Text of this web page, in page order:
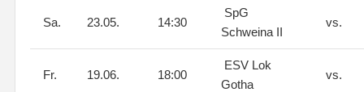
Sa. 23.05. 14:30
SpG
Schweina II
vs.
Fr. 19.06. 18:00
ESV Lok
Gotha
vs.